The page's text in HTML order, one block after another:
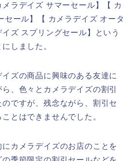
ラデイズ サマーセール】【 カ
セール】【 カメラデイズ オータ
ズ スプリングセール】という
しました。
ズの商品に興味のある友達に
、色々とカメラデイズの割引
ですが、残念ながら、割引セ
とはできませんでした。
カメラデイズのお店のことを